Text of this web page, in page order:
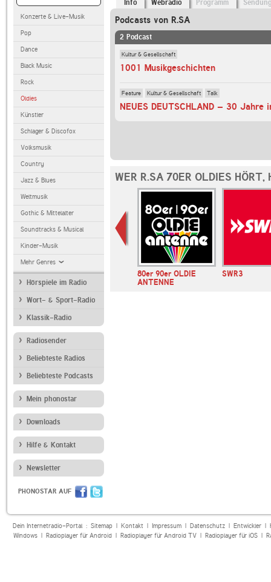
Konzerte & Live-Musik
Pop
Dance
Black Music
Rock
Oldies
Künstler
Schlager & Discofox
Volksmusik
Country
Jazz & Blues
Weltmusik
Gothic & Mittelalter
Soundtracks & Musical
Kinder-Musik
Mehr Genres
Hörspiele im Radio
Wort- & Sport-Radio
Klassik-Radio
Radiosender
Beliebteste Radios
Beliebteste Podcasts
Mein phonostar
Downloads
Hilfe & Kontakt
Newsletter
PHONOSTAR AUF
Info Webradio Programm
Podcasts von R.SA
2 Podcast
Kultur & Gesellschaft
1001 Musikgeschichten
Feature Kultur & Gesellschaft Talk
NEUES DEUTSCHLAND – 30 Jahre
WER R.SA 70ER OLDIES HÖRT,
Nostalgie Plus
80er 90er OLDIE
ANTENNE
SWR3
Dein Internetradio-Portal : Sitemap| Kontakt| Impressum| Datenschutz| Entwickler|
Windows| Radioplayer für Android| Radioplayer für Android TV| Radioplayer für iOS|